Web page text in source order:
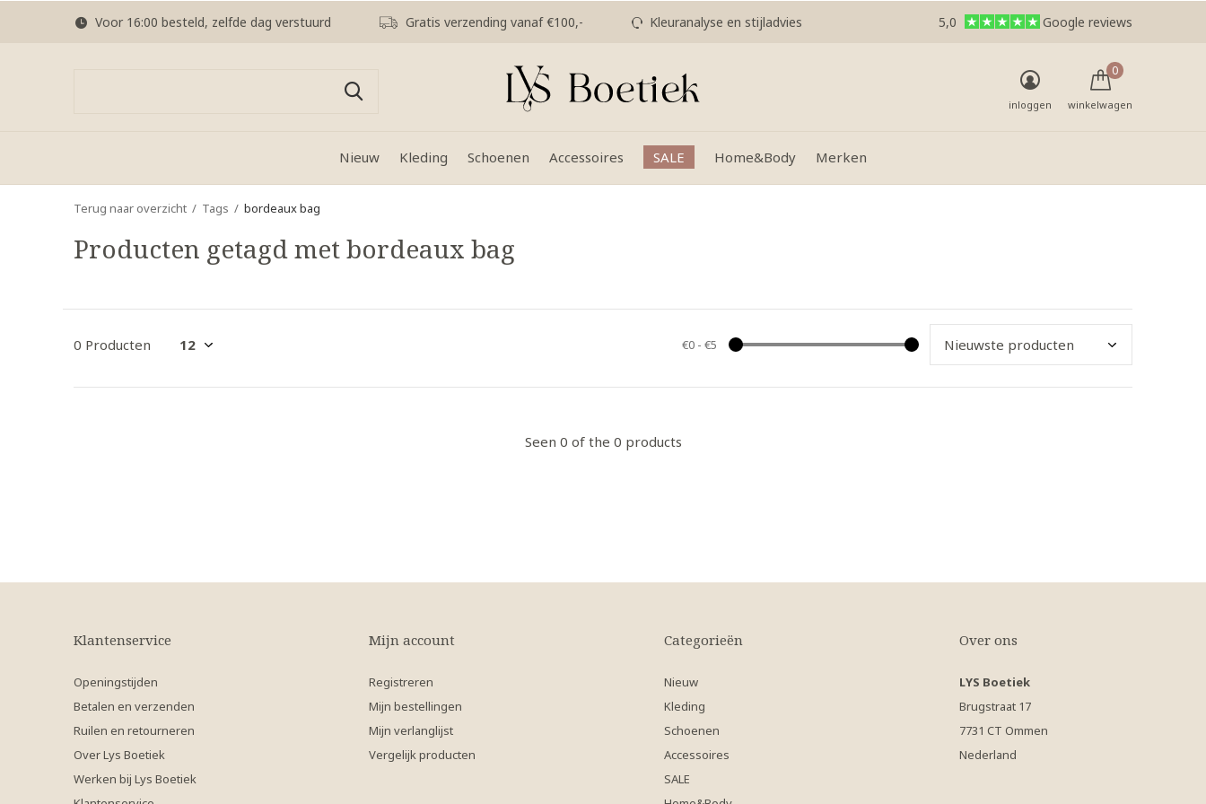
Nieuw Kleding Schoenen Accessoires SALE Home&Body Merken
inloggen winkelwagen
0
Voor 16:00 besteld, zelfde dag verstuurd Gratis verzending vanaf €100,- Kleuranalyse en stijladvies 5,0 Google reviews
Terug naar overzicht Tags bordeaux bag
Producten getagd met bordeaux bag
0 Producten €0- €5
Seen 0 of the 0 products
Klantenservice
Openingstijden
Betalen en verzenden
Ruilen en retourneren
Over Lys Boetiek
Werken bij Lys Boetiek
Mijn account
Registreren
Mijn bestellingen
Mijn verlanglijst
Vergelijk producten
Categorieën
Nieuw
Kleding
Schoenen
Accessoires
SALE
Over ons
LYS Boetiek
Brugstraat 17
7731 CT Ommen
Nederland